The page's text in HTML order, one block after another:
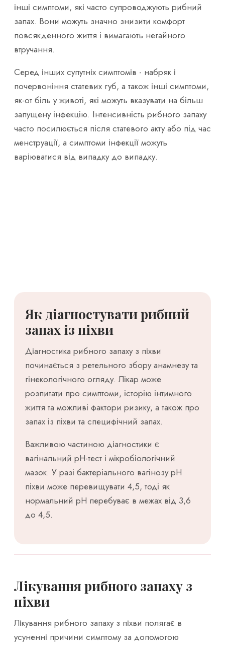
інші симптоми, які часто супроводжують рибний
запах. Вони можуть значно знизити комфорт
повсякденного життя і вимагають негайного
втручання.
Серед інших супутніх симптомів - набряк і
почервоніння статевих губ, а також інші симптоми,
як-от біль у животі, які можуть вказувати на більш
запущену інфекцію. Інтенсивність рибного запаху
часто посилюється після статевого акту або під час
менструації, а симптоми інфекції можуть
варіюватися від випадку до випадку.
Як діагностувати рибний
запах із піхви
Діагностика рибного запаху з піхви
починається з ретельного збору анамнезу та
гінекологічного огляду. Лікар може
розпитати про симптоми, історію інтимного
життя та можливі фактори ризику, а також про
запах із піхви та специфічний запах.
Важливою частиною діагностики є
вагінальний pH-тест і мікробіологічний
мазок. У разі бактеріального вагінозу рН
піхви може перевищувати 4,5, тоді як
нормальний рН перебуває в межах від 3,6
до 4,5.
Лікування рибного запаху з
піхви
Лікування рибного запаху з піхви полягає в
усуненні причини симптому за допомогою